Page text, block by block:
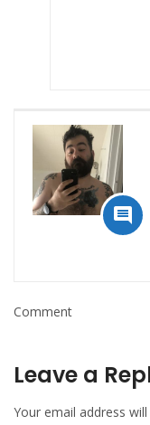

Comment
Leave a
Your email address